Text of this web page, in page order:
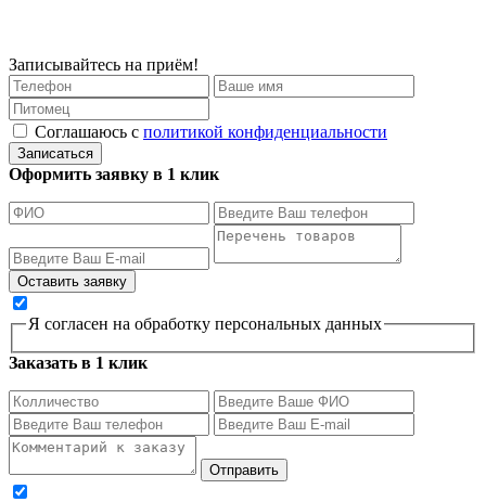
Записывайтесь на приём!
Соглашаюсь с политикой конфиденциальности
Записаться
Оформить заявку в 1 клик
Я согласен на обработку персональных данных
Заказать в 1 клик